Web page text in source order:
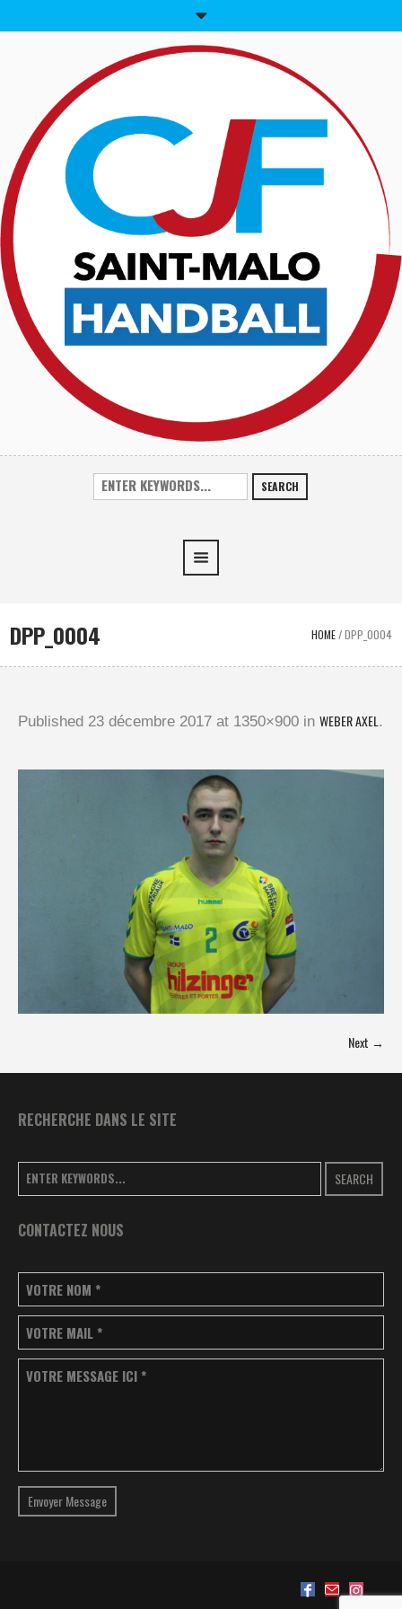
SEARCH
DPP_0004 HOME/DPP_0004
Published 23 décembre 2017 at 1350×900 in WEBER AXEL .
Next →
RECHERCHE DANS LE SITE
SEARCH
CONTACTEZ NOUS
VOTRE NOM *
VOTRE MAIL *
VOTRE MESSAGE ICI *
Envoyer Message